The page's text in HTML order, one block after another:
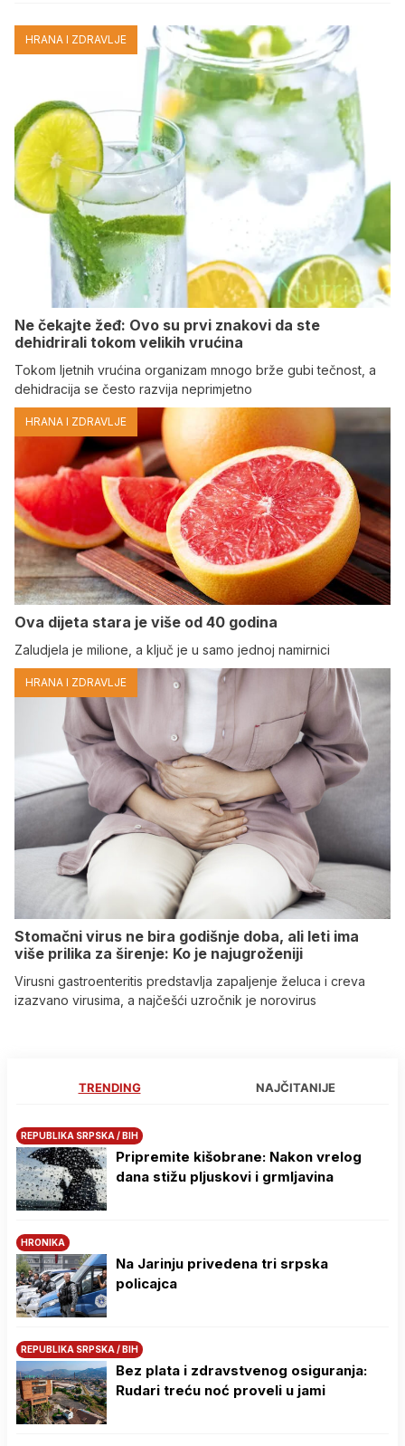
HRANA I ZDRAVLJE
Ne čekajte žeđ: Ovo su prvi znakovi da ste
dehidrirali tokom velikih vrućina
Tokom ljetnih vrućina organizam mnogo brže gubi tečnost, a
dehidracija se često razvija neprimjetno
HRANA I ZDRAVLJE
Ova dijeta stara je više od 40 godina
Zaludjela je milione, a ključ je u samo jednoj namirnici
HRANA I ZDRAVLJE
Stomačni virus ne bira godišnje doba, ali leti ima
više prilika za širenje: Ko je najugroženiji
Virusni gastroenteritis predstavlja zapaljenje želuca i creva
izazvano virusima, a najčešći uzročnik je norovirus
TRENDING NAJČITANIJE
REPUBLIKA SRPSKA / BIH
Pripremite kišobrane: Nakon vrelog
dana stižu pljuskovi i grmljavina
HRONIKA
Na Јarinju privedena tri srpska
policajca
REPUBLIKA SRPSKA / BIH
Bez plata i zdravstvenog osiguranja:
Rudari treću noć proveli u jami